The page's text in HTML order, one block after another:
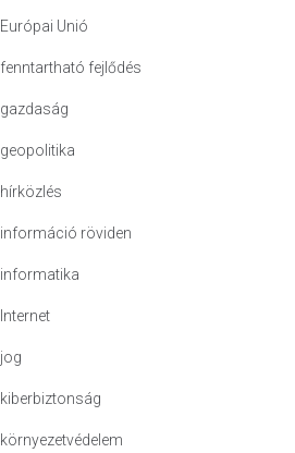
Európai Unió
fenntartható fejlődés
gazdaság
geopolitika
hírközlés
információ röviden
informatika
Internet
jog
kiberbiztonság
környezetvédelem